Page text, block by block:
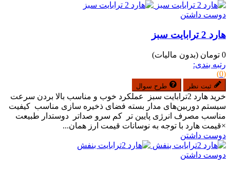
دوست داشتن
هارد 2 ترابایت سبز
0 تومان
(بدون مالیات)
رتبه بندی:
(0)
ثبت نظر طرح سوال
خرید هارد 2ترابایت سبز عملکرد خوب و مناسب بالا بردن سرعت
سیستم دوربین‌های مدار بسته فضای ذخیره سازی مناسب کیفیت
مناسب مصرف انرژی پایین تر کم سرو صداتر دوستدار طبیعت
×قیمت هارد با توجه به نوسانات قیمت ارز همان...
دوست داشتن
دوست داشتن